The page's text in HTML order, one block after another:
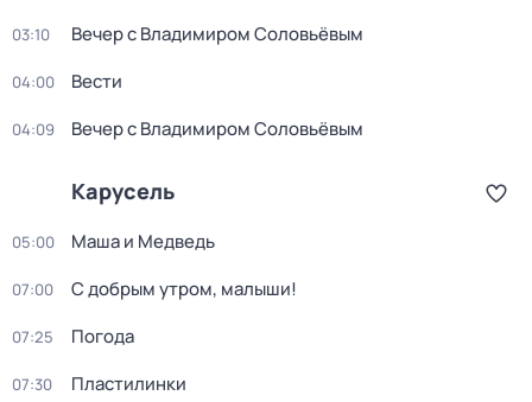
03:10 Вечер с Владимиром Соловьёвым
04:00 Вести
04:09 Вечер с Владимиром Соловьёвым
Карусель
05:00 Маша и Медведь
07:00 С добрым утром, малыши!
07:25 Погода
07:30 Пластилинки